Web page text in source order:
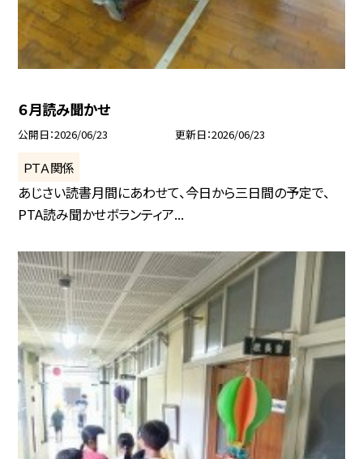
６月読み聞かせ
公開日 2026/06/23 更新日 2026/06/23
ＰＴＡ関係
あじさい読書月間にあわせて、今日から三日間の予定で、
PTA読み聞かせボランティア...